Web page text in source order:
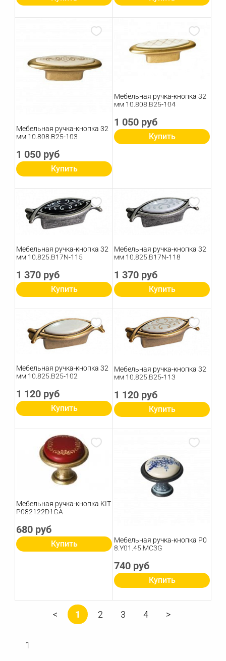
Мебельная ручка-кнопка 32
мм 10.808.B25-103
1 050 руб
Купить
Мебельная ручка-кнопка 32
мм 10.808.B25-104
1 050 руб
Купить
Мебельная ручка-кнопка 32
мм 10.825.B17N-115
1 370 руб
Купить
Мебельная ручка-кнопка 32
мм 10.825.B17N-118
1 370 руб
Купить
Мебельная ручка-кнопка 32
мм 10.825.B25-102
1 120 руб
Купить
Мебельная ручка-кнопка 32
мм 10.825.B25-113
1 120 руб
Купить
Мебельная ручка-кнопка KIT
P082122D1GA
680 руб
Купить
Мебельная ручка-кнопка P0
8.Y01.45.MC3G
740 руб
Купить
1 2 3 4
1